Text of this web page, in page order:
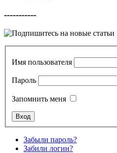
-----------
Имя пользователя
Пароль
Запомнить меня
Забыли пароль?
Забили логин?